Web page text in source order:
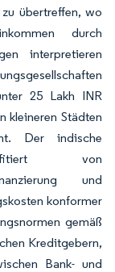
übertreffen, wo
durch
interpretieren
25 Lakh INR
kleineren Städten
Der indische
von
und
konformer
gemäß
Kreditgebern,
Bank- und